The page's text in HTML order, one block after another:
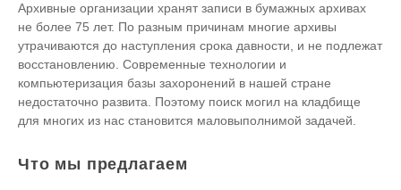
Архивные организации хранят записи в бумажных архивах
не более 75 лет. По разным причинам многие архивы
утрачиваются до наступления срока давности, и не подлежат
восстановлению. Современные технологии и
компьютеризация базы захоронений в нашей стране
недостаточно развита. Поэтому поиск могил на кладбище
для многих из нас становится маловыполнимой задачей.
Что мы предлагаем